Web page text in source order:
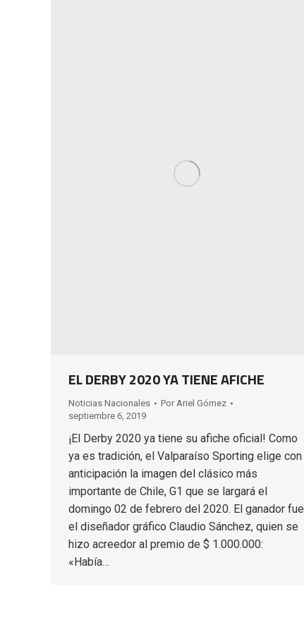
EL DERBY 2020 YA TIENE AFICHE
Noticias Nacionales Por Ariel Gómez
septiembre 6, 2019
¡El Derby 2020 ya tiene su afiche oficial! Como
ya es tradición, el Valparaíso Sporting elige con
anticipación la imagen del clásico más
importante de Chile, G1 que se largará el
domingo 02 de febrero del 2020. El ganador fue
el diseñador gráfico Claudio Sánchez, quien se
hizo acreedor al premio de $ 1.000.000:
«Había…